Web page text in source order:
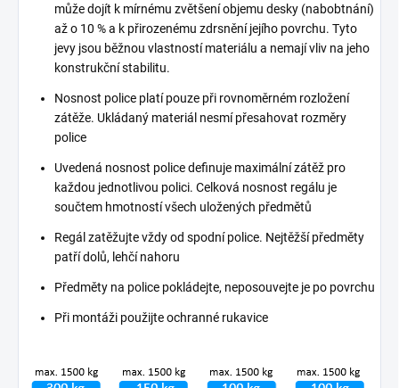
může dojít k mírnému zvětšení objemu desky (nabobtnání)
až o 10 % a k přirozenému zdrsnění jejího povrchu. Tyto
jevy jsou běžnou vlastností materiálu a nemají vliv na jeho
konstrukční stabilitu.
Nosnost police platí pouze při rovnoměrném rozložení
zátěže. Ukládaný materiál nesmí přesahovat rozměry
police
Uvedená nosnost police definuje maximální zátěž pro
každou jednotlivou polici. Celková nosnost regálu je
součtem hmotností všech uložených předmětů
Regál zatěžujte vždy od spodní police. Nejtěžší předměty
patří dolů, lehčí nahoru
Předměty na police pokládejte, neposouvejte je po povrchu
Při montáži použijte ochranné rukavice